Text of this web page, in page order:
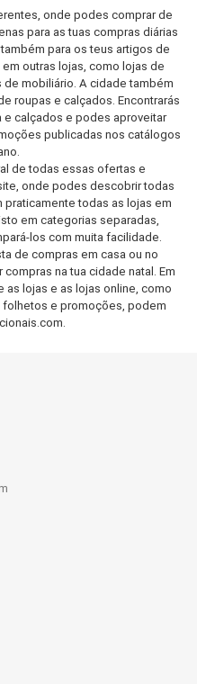
onde podes comprar de
para as tuas compras diárias
para os teus artigos de
outras lojas, como lojas de
mobiliário. A cidade também
roupas e calçados. Encontrarás
e calçados e podes aproveitar
publicadas nos catálogos
de todas essas ofertas e
onde podes descobrir todas
todas as lojas em
em categorias separadas,
los com muita facilidade.
de compras em casa ou no
na tua cidade natal. Em
lojas e as lojas online, como
folhetos e promoções, podem